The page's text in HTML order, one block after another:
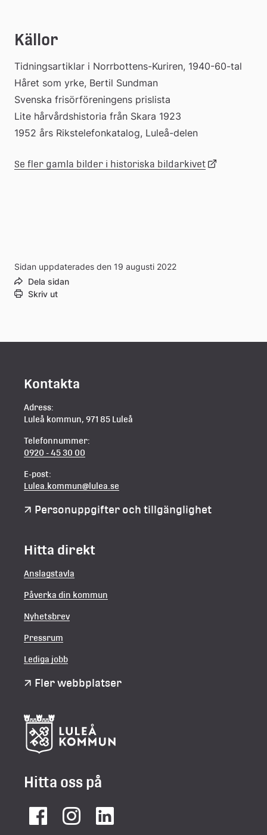
Källor
Tidningsartiklar i Norrbottens-Kuriren, 1940-60-tal
Håret som yrke, Bertil Sundman
Svenska frisörföreningens prislista
Lite hårvårdshistoria från Skara 1923
1952 års Rikstelefonkatalog, Luleå-delen
Se fler gamla bilder i historiska bildarkivet Länk
Sidan uppdaterades den 19 augusti 2022
Dela sidan
Skriv ut
Kontakta
Adress:
Luleå kommun, 971 85 Luleå
Telefonnummer:
0920 - 45 30 00
E-post:
Lulea.kommun@lulea.se
Personuppgifter och tillgänglighet
Hitta direkt
Anslagstavla
Påverka din kommun
Nyhetsbrev
Pressrum
Lediga jobb
Fler webbplatser
Hitta oss på
FacebookInstagramLinkedIn